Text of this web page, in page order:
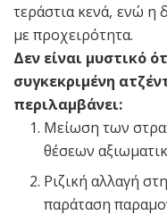
τεράστια κενά, ενώ η
με προχειρότητα.
Δεν είναι μυστικό
συγκεκριμένη
περιλαμβάνει:
Μείωση των
θέσεων
Ριζική αλλαγή
παράταση